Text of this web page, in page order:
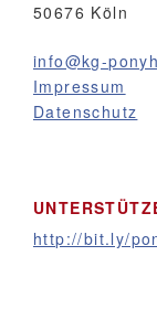
50676 Köln
info@kg-
Impressum
Datenschutz
http://bit.ly/